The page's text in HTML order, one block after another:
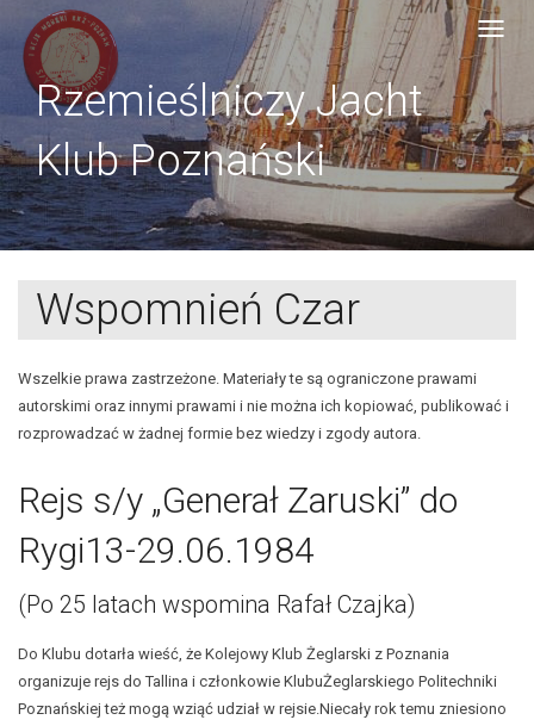
content
Rzemieślniczy Jacht
Klub Poznański
Wspomnień Czar
Wszelkie prawa zastrzeżone. Materiały te są ograniczone prawami
autorskimi oraz innymi prawami i nie można ich kopiować, publikować i
rozprowadzać w żadnej formie bez wiedzy i zgody autora.
Rejs s/y „Generał Zaruski” do
Rygi13-29.06.1984
(Po 25 latach wspomina Rafał Czajka)
Do Klubu dotarła wieść, że Kolejowy Klub Żeglarski z Poznania
organizuje rejs do Tallina i członkowie KlubuŻeglarskiego Politechniki
Poznańskiej też mogą wziąć udział w rejsie.Niecały rok temu zniesiono